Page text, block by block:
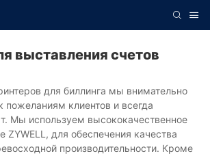
выставления счетов
для биллинга мы внимательно
пожеланиям клиентов и всегда
Мы используем высококачественное
ZYWELL, для обеспечения качества
производительности. Кроме